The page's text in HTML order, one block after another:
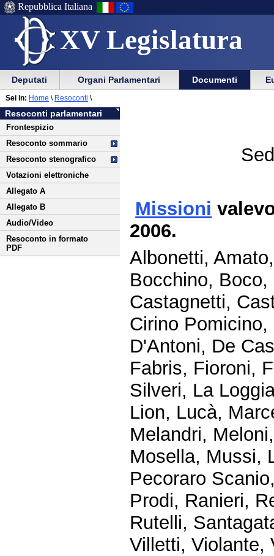
XV Legislatura
Menu
di
ausilio
alla
navigazione
Vai
Menu
di
navigazione
principale
Repubblica Italiana
Menu
di
navigazione
principale
Vai
menu
di
sezione
Deputati Organi Parlamentari Documenti
Vai
al
contenuto
Resoconti parlamentari
Frontespizio
Resoconto sommario
Resoconto stenografico
Votazioni elettroniche
Allegato A
Allegato B
Audio/Video
Resoconto in formato
PDF
Sei in: Home \ Resoconti \
Missioni
2006.
Albonetti,
Bocchino,
Castagnetti,
Cirino
D'Antoni, De
Fabris, Fioroni,
Silveri, La
Lion, Lucà,
Melandri,
Mosella, Mussi,
Pecoraro
Prodi, Ranieri,
Rutelli,
Villetti, Violante,